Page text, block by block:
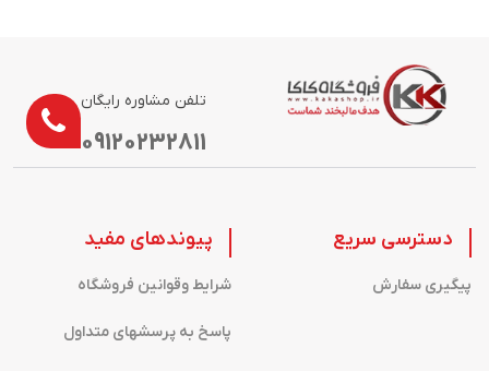
تلفن مشاوره رایگان
09120232811
دسترسی سریع
پیگیری سفارش
پیوندهای مفید
شرایط وقوانین فروشگاه
پاسخ به پرسشهای متداول